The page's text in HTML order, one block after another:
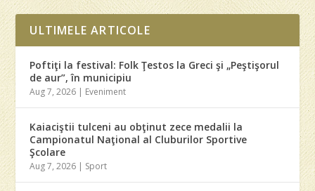
ULTIMELE ARTICOLE
Poftiţi la festival: Folk Ţestos la Greci şi „Peştişorul
de aur”, în municipiu
Aug 7, 2026 | Eveniment
Kaiaciştii tulceni au obţinut zece medalii la
Campionatul Naţional al Cluburilor Sportive
Şcolare
Aug 7, 2026 | Sport